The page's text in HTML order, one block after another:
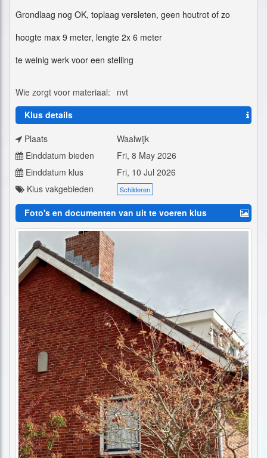
Grondlaag nog OK, toplaag versleten, geen houtrot of zo
hoogte max 9 meter, lengte 2x 6 meter
te weinig werk voor een stelling
Wie zorgt voor materiaal:
nvt
Klus details
Plaats
Waalwijk
Einddatum bieden
Fri, 8 May 2026
Einddatum klus
Fri, 10 Jul 2026
Klus vakgebieden
Schilderen
Foto's en documenten van uit te voeren klus